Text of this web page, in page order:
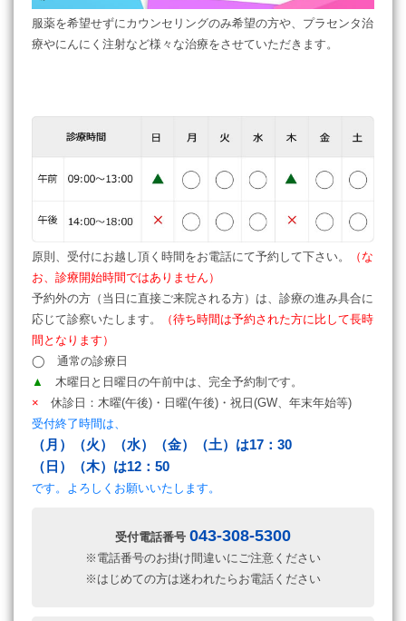
服薬を希望せずにカウンセリングのみ希望の方や、プラセンタ治
療やにんにく注射など様々な治療をさせていただきます。
原則、受付にお越し頂く時間をお電話にて予約して下さい。
（な
お、診療開始時間ではありません）
予約外の方（当日に直接ご来院される方）は、診療の進み具合に
応じて診察いたします。
（待ち時間は予約された方に比して長時
間となります）
◯ 通常の診療日
▲
木曜日と日曜日の午前中は、完全予約制です。
× 休診日：木曜(午後)・日曜(午後)・祝日(GW、年末年始等)
受付終了時間は、
（月）（火）（水）（金）（土）は17：30
（日）（木）は12：50
です。よろしくお願いいたします。
受付電話番号 043-308-5300
※電話番号のお掛け間違いにご注意ください
※はじめての方は迷われたらお電話ください